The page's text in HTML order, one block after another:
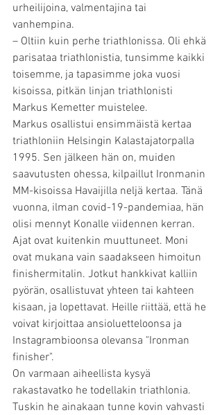
urheilijoina, valmentajina tai
vanhempina.
– Oltiin kuin perhe triathlonissa. Oli ehkä
parisataa triathlonistia, tunsimme kaikki
toisemme, ja tapasimme joka vuosi
kisoissa, pitkän linjan triathlonisti
Markus Kemetter muistelee.
Markus osallistui ensimmäistä kertaa
triathloniin Helsingin Kalastajatorpalla
1995. Sen jälkeen hän on, muiden
saavutusten ohessa, kilpaillut Ironmanin
MM-kisoissa Havaijilla neljä kertaa. Tänä
vuonna, ilman covid-19-pandemiaa, hän
olisi mennyt Konalle viidennen kerran.
Ajat ovat kuitenkin muuttuneet. Moni
ovat mukana vain saadakseen himoitun
finishermitalin. Jotkut hankkivat kalliin
pyörän, osallistuvat yhteen tai kahteen
kisaan, ja lopettavat. Heille riittää, että he
voivat kirjoittaa ansioluetteloonsa ja
Instagrambioonsa olevansa "Ironman
finisher".
On varmaan aiheellista kysyä
rakastavatko he todellakin triathlonia.
Tuskin he ainakaan tunne kovin vahvasti